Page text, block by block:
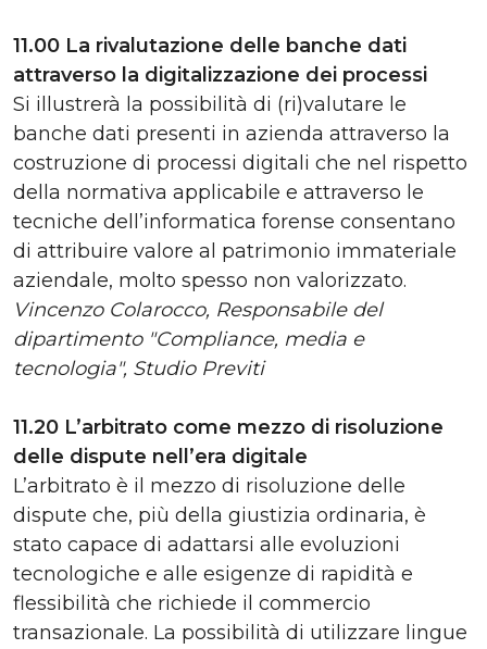
11.00 La rivalutazione delle banche dati
attraverso la digitalizzazione dei processi
Si illustrerà la possibilità di (ri)valutare le
banche dati presenti in azienda attraverso la
costruzione di processi digitali che nel rispetto
della normativa applicabile e attraverso le
tecniche dell’informatica forense consentano
di attribuire valore al patrimonio immateriale
aziendale, molto spesso non valorizzato.
Vincenzo Colarocco, Responsabile del
dipartimento "Compliance, media e
tecnologia", Studio Previti
11.20 L’arbitrato come mezzo di risoluzione
delle dispute nell’era digitale
L’arbitrato è il mezzo di risoluzione delle
dispute che, più della giustizia ordinaria, è
stato capace di adattarsi alle evoluzioni
tecnologiche e alle esigenze di rapidità e
flessibilità che richiede il commercio
transazionale. La possibilità di utilizzare lingue